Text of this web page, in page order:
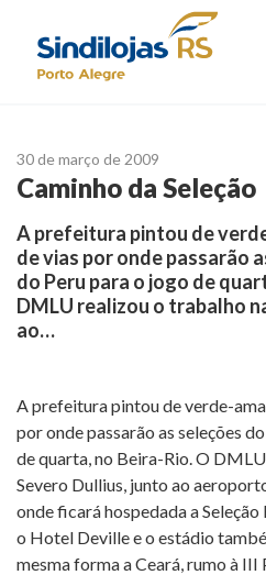
30 de março de 2009
Caminho da Seleção
A prefeitura pintou de
de vias por onde passarão
do Peru para o jogo de
DMLU realizou o trabalho
ao…
A prefeitura pintou de verde-
por onde passarão as seleções
de quarta, no Beira-Rio. O
Severo Dullius, junto ao
onde ficará hospedada a
o Hotel Deville e o estádio
mesma forma a Ceará, rumo à